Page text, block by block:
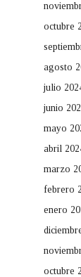
octubre
agosto
julio
junio
mayo
abril
marzo
febrero
enero
octubre